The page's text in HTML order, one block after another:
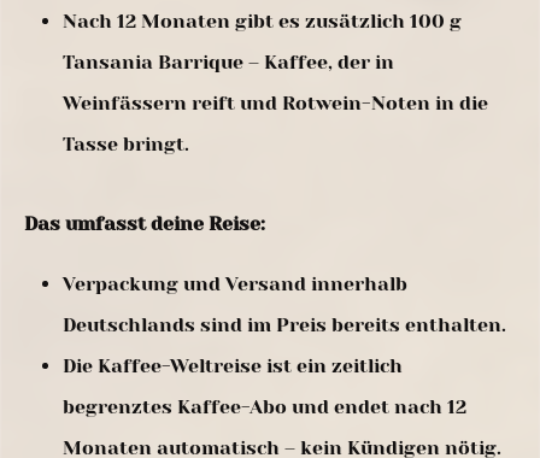
Nach 12 Monaten gibt es zusätzlich 100 g
Tansania Barrique – Kaffee, der in
Weinfässern reift und Rotwein-Noten in die
Tasse bringt.
Das umfasst deine Reise:
Verpackung und Versand innerhalb
Deutschlands sind im Preis bereits enthalten.
Die Kaffee-Weltreise ist ein zeitlich
begrenztes Kaffee-Abo und endet nach 12
Monaten automatisch – kein Kündigen nötig.